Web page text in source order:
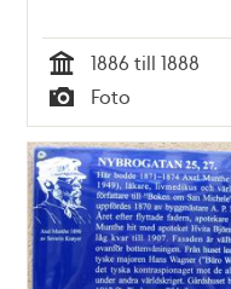
Tid
1886 till 1888
Typ
Foto